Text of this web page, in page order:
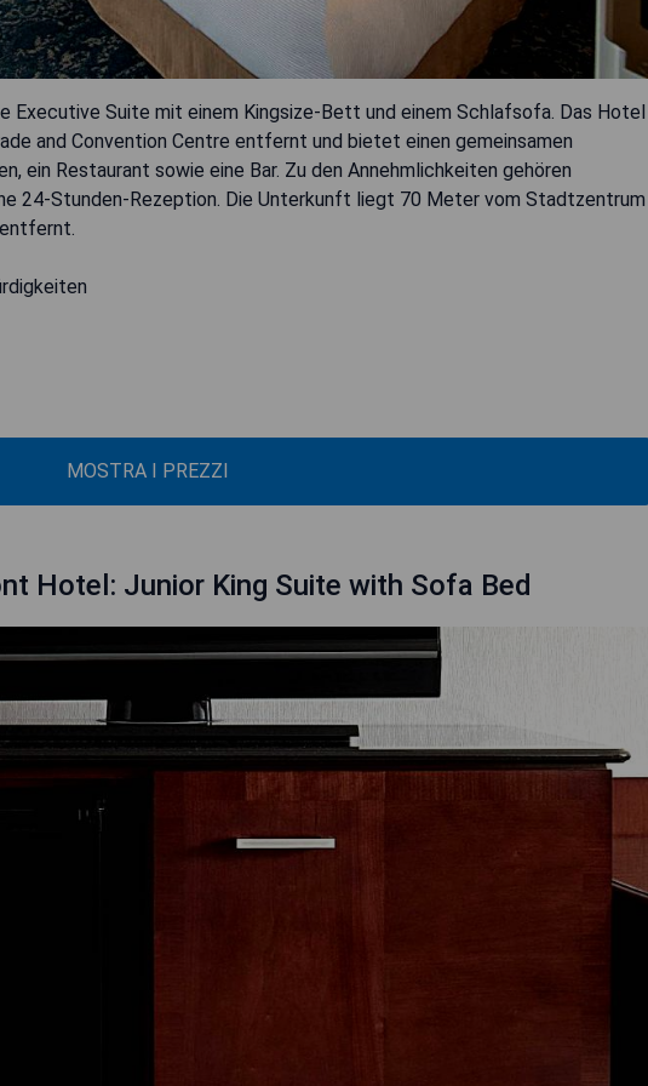
Suite mit einem Kingsize-Bett und einem Schlafsofa. Das Hotel
and Convention Centre entfernt und bietet einen gemeinsamen
ein Restaurant sowie eine Bar. Zu den Annehmlichkeiten gehören
24-Stunden-Rezeption. Die Unterkunft liegt 70 Meter vom Stadtzentrum
MOSTRA I PREZZI
Hotel: Junior King Suite with Sofa Bed